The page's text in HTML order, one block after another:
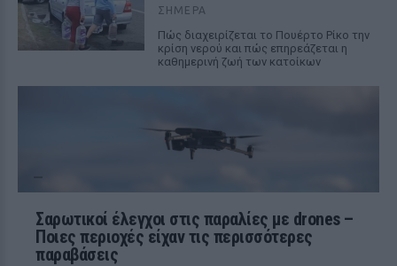
ΣΉΜΕΡΑ
Πώς διαχειρίζεται το Πουέρτο Ρίκο την
κρίση νερού και πώς επηρεάζεται η
καθημερινή ζωή των κατοίκων
Σαρωτικοί έλεγχοι στις παραλίες με drones –
Ποιες περιοχές είχαν τις περισσότερες
παραβάσεις